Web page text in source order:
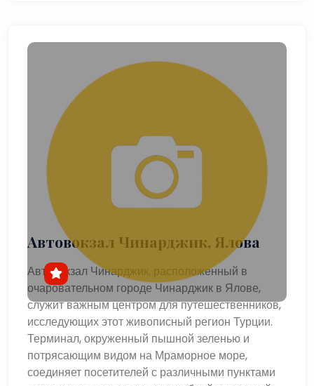
Автовокзал Чинарджик, Ялова
Автовокзал Чинарджик, расположенный в
очаровательном городе Чинарджик в Ялове,
служит важным центром для путешественников,
исследующих этот живописный регион Турции.
Терминал, окруженный пышной зеленью и
потрясающим видом на Мраморное море,
соединяет посетителей с различными пунктами